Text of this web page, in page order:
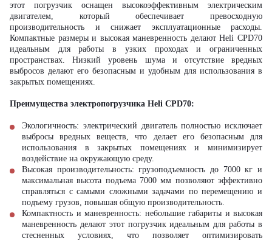
этот погрузчик оснащен высокоэффективным электрическим
двигателем, который обеспечивает превосходную
производительность и снижает эксплуатационные расходы.
Компактные размеры и высокая маневренность делают Heli CPD70
идеальным для работы в узких проходах и ограниченных
пространствах. Низкий уровень шума и отсутствие вредных
выбросов делают его безопасным и удобным для использования в
закрытых помещениях.
Преимущества электропогрузчика Heli CPD70:
Экологичность: электрический двигатель полностью исключает
выбросы вредных веществ, что делает его безопасным для
использования в закрытых помещениях и минимизирует
воздействие на окружающую среду.
Высокая производительность: грузоподъемность до 7000 кг и
максимальная высота подъема 7000 мм позволяют эффективно
справляться с самыми сложными задачами по перемещению и
подъему грузов, повышая общую производительность.
Компактность и маневренность: небольшие габариты и высокая
маневренность делают этот погрузчик идеальным для работы в
стесненных условиях, что позволяет оптимизировать